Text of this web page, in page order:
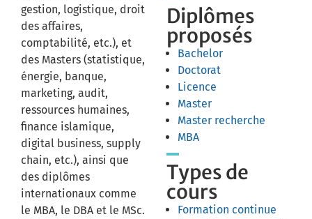
gestion, logistique, droit
des affaires,
comptabilité, etc.), et
des Masters (statistique,
énergie, banque,
marketing, audit,
ressources humaines,
finance islamique,
digital business, supply
chain, etc.), ainsi que
des diplômes
internationaux comme
le MBA, le DBA et le MSc.
Diplômes
proposés
Bachelor
Doctorat
Licence
Master
Master recherche
MBA
Types de
cours
Formation continue